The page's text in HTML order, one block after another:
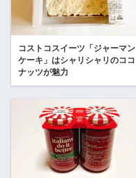
コストコスイーツ「ジャーマン
ケーキ」はシャリシャリのココ
ナッツが魅力